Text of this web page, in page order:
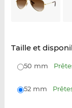
Taille et
50 mm
52 mm